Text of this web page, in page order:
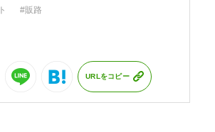
#販路
URLをコピー